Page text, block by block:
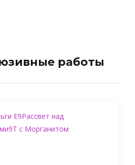
работы